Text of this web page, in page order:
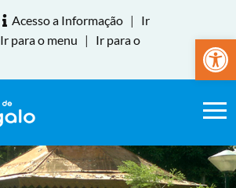
Abrir
Acesso a Informação |
Ir
Ir para o menu |
Ir para o